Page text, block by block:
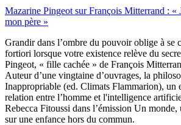
Mazarine Pingeot sur François Mitterrand : «
mon père »
Grandir dans l’ombre du pouvoir oblige à se
fortiori lorsque votre existence relève du
Pingeot, « fille cachée » de François
Auteur d’une vingtaine d’ouvrages, la
Inappropriable (ed. Climats Flammarion), un
relation entre l’homme et l'intelligence
Rebecca Fitoussi dans l’émission Un
sur une enfance hors du commun.